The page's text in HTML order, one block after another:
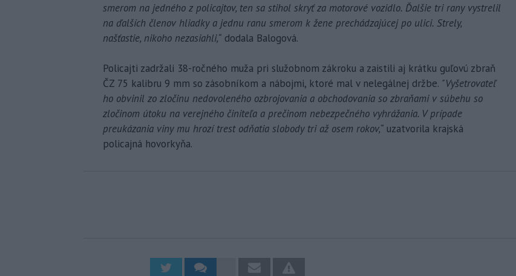
smerom na jedného z policajtov, ten sa stihol skryť za motorové vozidlo. Ďalšie tri rany vystrelil
na ďalších členov hliadky a jednu ranu smerom k žene prechádzajúcej po ulici. Strely,
našťastie, nikoho nezasiahli,“ dodala Balogová.
Policajti zadržali 38-ročného muža pri služobnom zákroku a zaistili aj krátku guľovú zbraň
ČZ 75 kalibru 9 mm so zásobníkom a nábojmi, ktoré mal v nelegálnej držbe. "Vyšetrovateľ
ho obvinil zo zločinu nedovoleného ozbrojovania a obchodovania so zbraňami v súbehu so
zločinom útoku na verejného činiteľa a prečinom nebezpečného vyhrážania. V prípade
preukázania viny mu hrozí trest odňatia slobody tri až osem rokov,“ uzatvorila krajská
policajná hovorkyňa.